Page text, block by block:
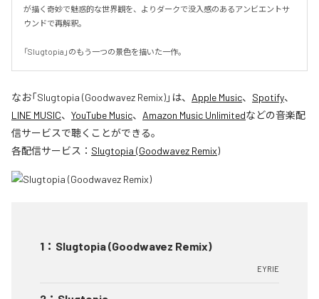
が描く奇妙で魅惑的な世界観を、よりダークで没入感のあるアンビエントサ
ウンドで再解釈。
「Slugtopia」のもう一つの景色を描いた一作。
なお「Slugtopia (Goodwavez Remix)」は、 Apple Music、 Spotify、
LINE MUSIC、 YouTube Music、 Amazon Music Unlimitedなどの音楽配
信サービスで聴くことができる。
各配信サービス： Slugtopia (Goodwavez Remix)
1 ： Slugtopia (Goodwavez Remix)
EYRIE